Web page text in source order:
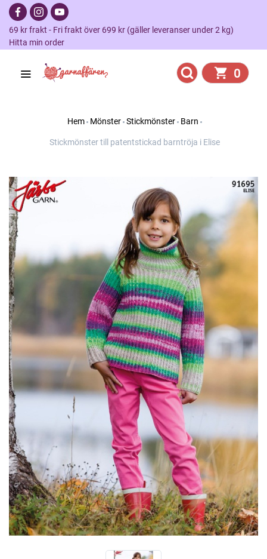
69 kr frakt - Fri frakt över 699 kr (gäller leveranser under 2 kg)
Hitta min order
0
Hem Mönster Stickmönster Barn
Stickmönster till patentstickad barntröja i Elise